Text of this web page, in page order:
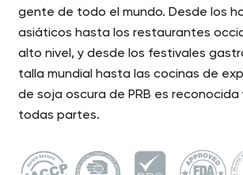
gente de todo el mundo. Desde los
asiáticos hasta los restaurantes
alto nivel, y desde los festivales
talla mundial hasta las cocinas de
de soja oscura de PRB es
todas partes.